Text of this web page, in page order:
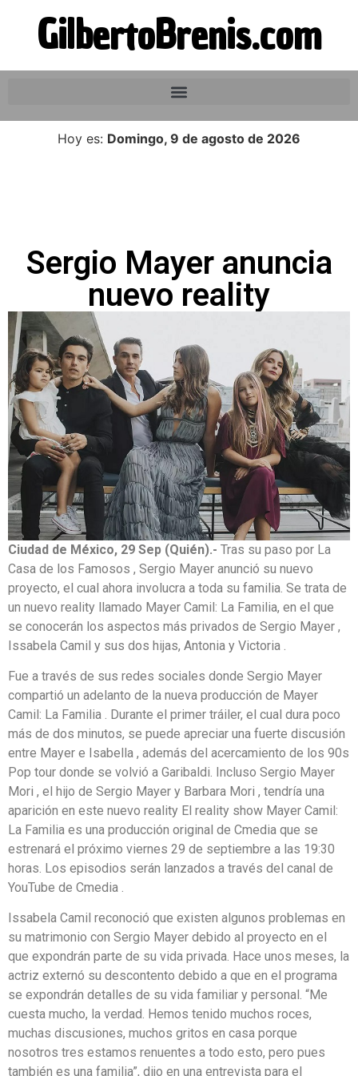
GilbertoBrenis.com
Hoy es: Domingo, 9 de agosto de 2026
Sergio Mayer anuncia
nuevo reality
Ciudad de México, 29 Sep (Quién).- Tras su paso por La
Casa de los Famosos , Sergio Mayer anunció su nuevo
proyecto, el cual ahora involucra a toda su familia. Se trata de
un nuevo reality llamado Mayer Camil: La Familia, en el que
se conocerán los aspectos más privados de Sergio Mayer ,
Issabela Camil y sus dos hijas, Antonia y Victoria .
Fue a través de sus redes sociales donde Sergio Mayer
compartió un adelanto de la nueva producción de Mayer
Camil: La Familia . Durante el primer tráiler, el cual dura poco
más de dos minutos, se puede apreciar una fuerte discusión
entre Mayer e Isabella , además del acercamiento de los 90s
Pop tour donde se volvió a Garibaldi. Incluso Sergio Mayer
Mori , el hijo de Sergio Mayer y Barbara Mori , tendría una
aparición en este nuevo reality El reality show Mayer Camil:
La Familia es una producción original de Cmedia que se
estrenará el próximo viernes 29 de septiembre a las 19:30
horas. Los episodios serán lanzados a través del canal de
YouTube de Cmedia .
Issabela Camil reconoció que existen algunos problemas en
su matrimonio con Sergio Mayer debido al proyecto en el
que expondrán parte de su vida privada. Hace unos meses, la
actriz externó su descontento debido a que en el programa
se expondrán detalles de su vida familiar y personal. “Me
cuesta mucho, la verdad. Hemos tenido muchos roces,
muchas discusiones, muchos gritos en casa porque
nosotros tres estamos renuentes a todo esto, pero pues
también es una familia”, dijo en una entrevista para el